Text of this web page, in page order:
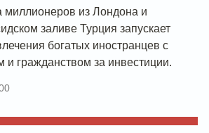
миллионеров из Лондона и
заливе Турция запускает
богатых иностранцев с
и гражданством за инвестиции.